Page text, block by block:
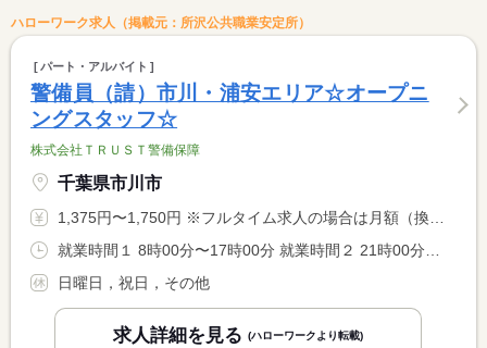
ハローワーク求人（掲載元：所沢公共職業安定所）
パート・アルバイト
警備員（請）市川・浦安エリア☆オープニ
ングスタッフ☆
株式会社ＴＲＵＳＴ警備保障
千葉県市川市
1,375円〜1,750円 ※フルタイム求人の場合は月額（換算額）、パート求人の場合は時間額を表示しています。
日曜日，祝日，その他
求人詳細を見る (ハローワークより転載)